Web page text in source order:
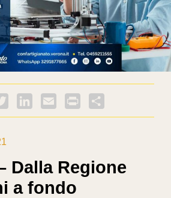
Twitter LinkedInEmail PrintFriendly
Dalla Regione
a fondo